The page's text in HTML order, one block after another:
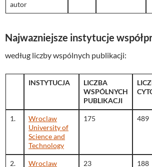
autor
Najwazniejsze instytucje
według liczby wspólnych publikacji:
INSTYTUCJA
LICZBA
WSPÓLNYCH
PUBLIKACJI
1.
Wroclaw
University of
Science and
Technology
175 489
2.
Wroclaw
23 188